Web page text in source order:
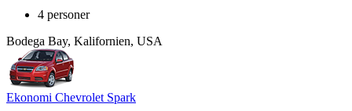
4 personer
Bodega Bay, Kalifornien, USA
Ekonomi Chevrolet Spark